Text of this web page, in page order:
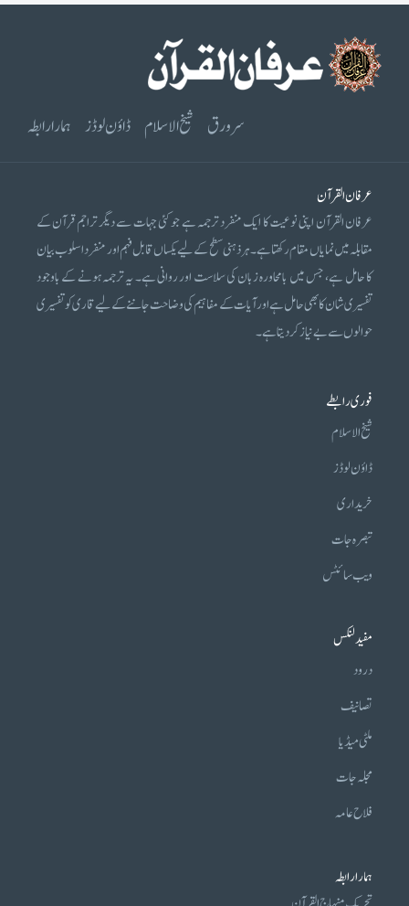
سرورق شیخ الاسلام ڈاؤن لوڈز ہمارا رابطہ
عرفان القرآن
عرفان القرآن اپنی نوعیت کا ایک منفرد ترجمہ ہے جو کئی جہات سے دیگر تراجم قرآن کے
مقابلہ میں نمایاں مقام رکھتا ہے۔ ہر ذہنی سطح کے لیے یکساں قابل فہم اور منفرد اسلوب بیان
کا حامل ہے، جس میں بامحاورہ زبان کی سلاست اور روانی ہے۔ یہ ترجمہ ہونے کے باوجود
تفسیری شان کا بھی حامل ہے اور آیات کے مفاہیم کی وضاحت جاننے کے لیے قاری کو تفسیری
حوالوں سے بے نیاز کر دیتا ہے۔
فوری رابطے
شیخ الاسلام
ڈاؤن لوڈز
خریداری
تبصرہ جات
ویب سائٹس
مفید لنکس
درود
تصانیف
ملٹی میڈیا
مجلہ جات
فلاح عامہ
ہمارا رابطہ